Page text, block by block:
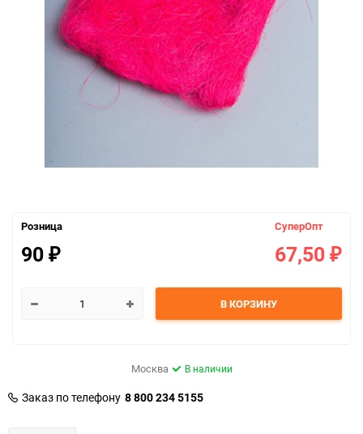
Розница
90 ₽
СуперОпт
67,50 ₽
В КОРЗИНУ
Москва В наличии
Заказ по телефону 8 800 234 5155